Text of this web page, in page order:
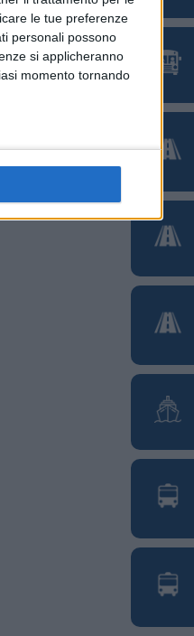
le tue preferenze
personali possono
si applicheranno
momento tornando